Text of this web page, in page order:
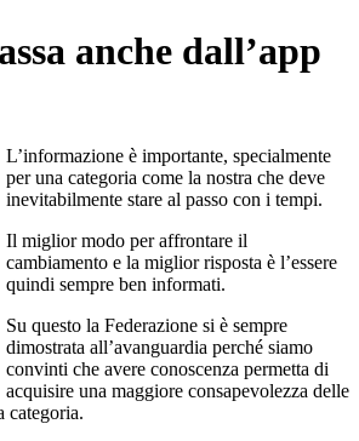
anche dall’app
L’informazione è importante, specialmente
per una categoria come la nostra che deve
inevitabilmente stare al passo con i tempi.
Il miglior modo per affrontare il
cambiamento e la miglior risposta è l’essere
quindi sempre ben informati.
Su questo la Federazione si è sempre
dimostrata all’avanguardia perché siamo
convinti che avere conoscenza permetta di
acquisire una maggiore consapevolezza delle
categoria.